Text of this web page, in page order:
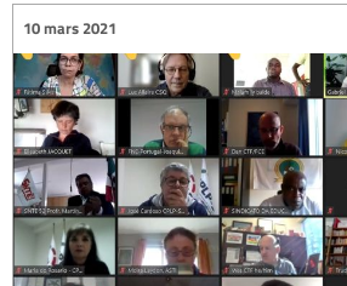
10 mars 2021